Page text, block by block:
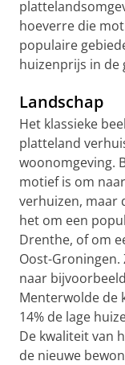
hoeverre die
populaire
huizenprijs in de
Landschap
Het klassieke
platteland
woonomgeving.
motief is om
verhuizen, maar
het om een
Drenthe, of om
Oost-Groningen.
naar
Menterwolde de
14% de lage
De kwaliteit van
de nieuwe